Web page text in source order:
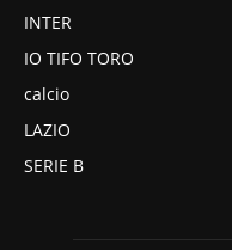
INTER
IO TIFO TORO
calcio
LAZIO
SERIE B